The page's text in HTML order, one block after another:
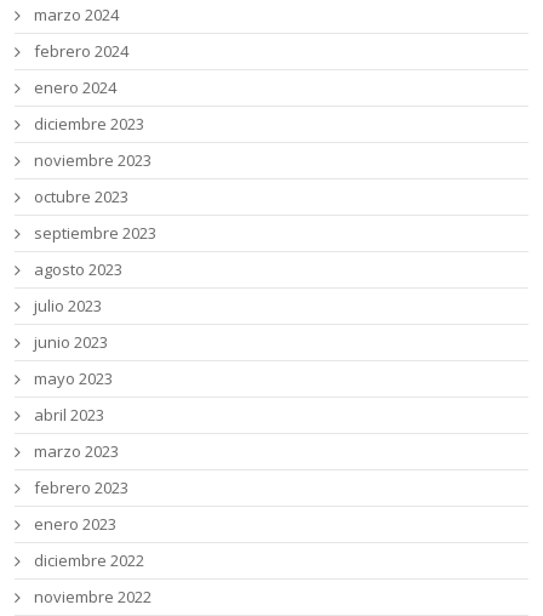
marzo 2024
febrero 2024
enero 2024
diciembre 2023
noviembre 2023
octubre 2023
septiembre 2023
agosto 2023
julio 2023
junio 2023
mayo 2023
abril 2023
marzo 2023
febrero 2023
enero 2023
diciembre 2022
noviembre 2022